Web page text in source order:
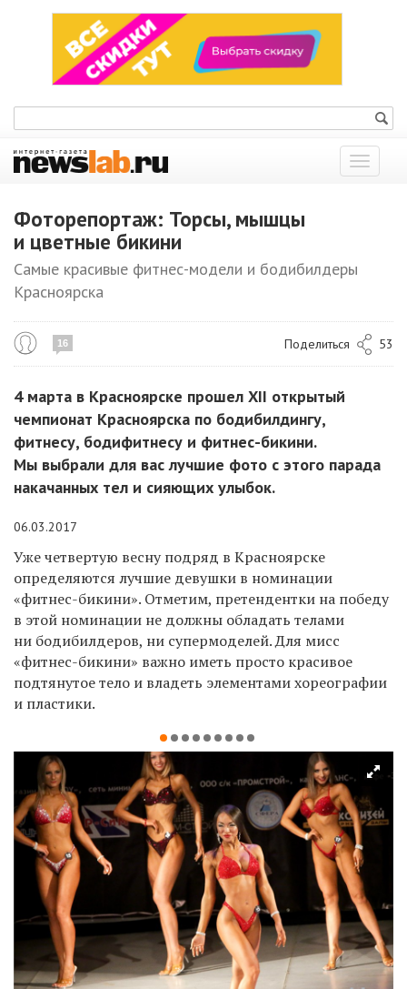
Показать
меню
Фоторепортаж: Торсы, мышцы
и цветные бикини
Самые красивые фитнес-модели и бодибилдеры
Красноярска
16 Поделиться 53
4 марта в Красноярске прошел XII открытый
чемпионат Красноярска по бодибилдингу,
фитнесу, бодифитнесу и фитнес-бикини.
Мы выбрали для вас лучшие фото с этого парада
накачанных тел и сияющих улыбок.
06.03.2017
Уже четвертую весну подряд в Красноярске
определяются лучшие девушки в номинации
«фитнес-бикини». Отметим, претендентки на победу
в этой номинации не должны обладать телами
ни бодибилдеров, ни супермоделей. Для мисс
«фитнес-бикини» важно иметь просто красивое
подтянутое тело и владеть элементами хореографии
и пластики.